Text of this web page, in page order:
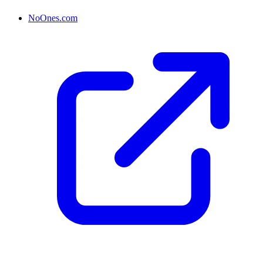
NoOnes.com